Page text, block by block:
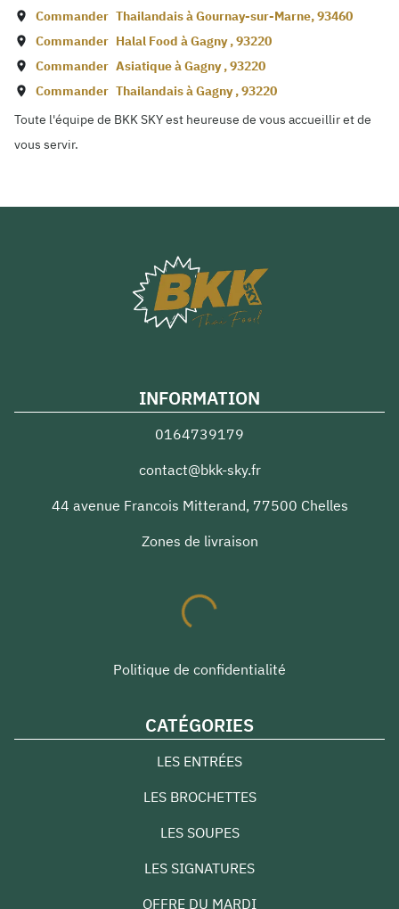
Commander Thailandais àGournay-sur-Marne,93460
Commander Halal Food àGagny,93220
Commander Asiatique àGagny,93220
Commander Thailandais àGagny,93220
Toute l'équipe de BKK SKY est heureuse de vous accueillir et de
vous servir.
INFORMATION
0164739179
contact@bkk-sky.fr
44 avenue Francois Mitterand, 77500 Chelles
Zones de livraison
Politique de confidentialité
CATÉGORIES
LES ENTRÉES
LES BROCHETTES
LES SOUPES
LES SIGNATURES
OFFRE DU MARDI